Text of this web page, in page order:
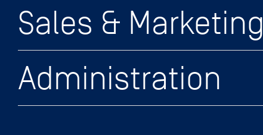
Sales & Marketing
Administration